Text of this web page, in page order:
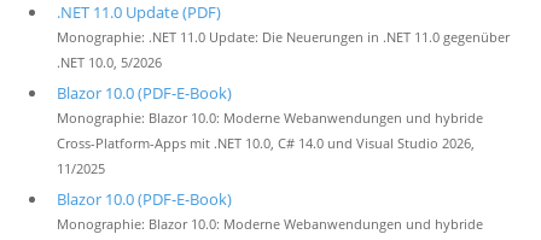
.NET 11.0 Update (PDF)
Monographie: .NET 11.0 Update: Die Neuerungen in .NET 11.0 gegenüber
.NET 10.0, 5/2026
Blazor 10.0 (PDF-E-Book)
Monographie: Blazor 10.0: Moderne Webanwendungen und hybride
Cross-Platform-Apps mit .NET 10.0, C# 14.0 und Visual Studio 2026,
11/2025
Blazor 10.0 (PDF-E-Book)
Monographie: Blazor 10.0: Moderne Webanwendungen und hybride